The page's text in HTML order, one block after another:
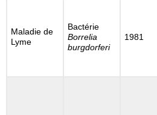
Maladie de
Lyme
Bactérie
Borrelia
burgdorferi
1981